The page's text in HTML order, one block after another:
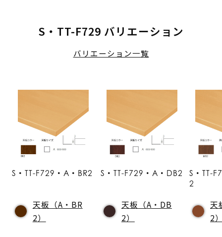
S・TT-F729 バリエーション
バリエーション一覧
S・TT-F729・A・BR2
天板（A・BR
2）
S・TT-F729・A・DB2
天板（A・DB
2）
S・TT-
2
天
2